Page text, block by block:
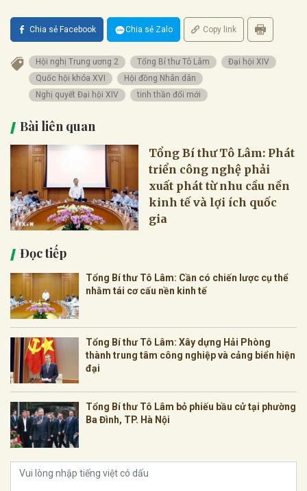
Chia sẻ Facebook Chia sẻ Zalo Copy link
Hội nghị Trung ương 2 Tổng Bí thư Tô Lâm
Đại hội XIV
Quốc hội khóa XVI
Hội đồng Nhân dân
Nghị quyết Đại hội XIV
tinh thần đổi mới
Bài liên quan
Tổng Bí thư Tô Lâm: Phát
triển công nghệ phải
xuất phát từ nhu cầu nền
kinh tế và lợi ích quốc
gia
Đọc tiếp
Tổng Bí thư Tô Lâm: Cần có chiến lược cụ thể
nhằm tái cơ cấu nền kinh tế
Tổng Bí thư Tô Lâm: Xây dựng Hải Phòng
thành trung tâm công nghiệp và cảng biển hiện
đại
Tổng Bí thư Tô Lâm bỏ phiếu bầu cử tại phường
Ba Đình, TP. Hà Nội